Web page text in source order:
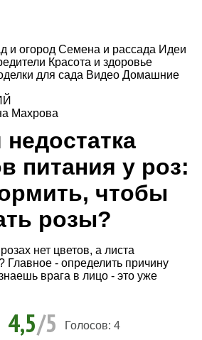
и огород Семена и рассада Идеи
Красота и здоровье
для сада Видео Домашние
Махрова
питания у роз:
чтобы
розы?
нет цветов, а листа
Главное - определить причину
врага в лицо - это уже
4,5/5 Голосов: 4